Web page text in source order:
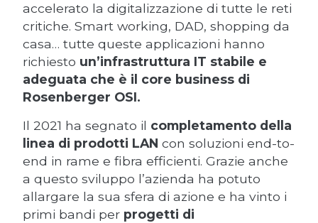
accelerato la digitalizzazione di tutte le reti
critiche. Smart working, DAD, shopping da
casa… tutte queste applicazioni hanno
richiesto un’infrastruttura IT stabile e
adeguata che è il core business di
Rosenberger OSI.
Il 2021 ha segnato il completamento della
linea di prodotti LAN con soluzioni end-to-
end in rame e fibra efficienti. Grazie anche
a questo sviluppo l’azienda ha potuto
allargare la sua sfera di azione e ha vinto i
primi bandi per progetti di